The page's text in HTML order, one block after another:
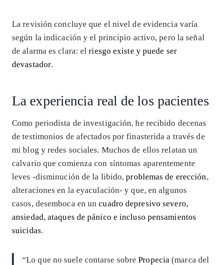
La revisión concluye que el nivel de evidencia varía
según la indicación y el principio activo, pero la señal
de alarma es clara: elriesgo existe y puede ser
devastador.
La experiencia real de los pacientes
Como periodista de investigación, he recibido decenas
de testimonios de afectados por finasterida a través de
mi blog y redes sociales. Muchos de ellos relatan un
calvario que comienza con síntomas aparentemente
leves -disminución de la libido,problemas de erección,
alteraciones en la eyaculación- y que, en algunos
casos, desemboca en uncuadro depresivo severo,
ansiedad, ataques de pánico e incluso pensamientos
suicidas.
“Lo que no suele contarse sobrePropecia(marca del